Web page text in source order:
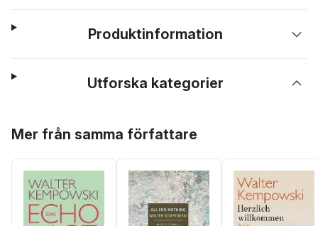
Produktinformation
Utforska kategorier
Mer från samma författare